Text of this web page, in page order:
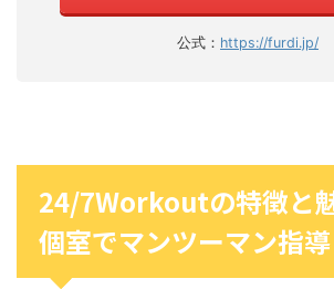
公式： https://furdi.jp/
24/7Workoutの特徴と
個室でマンツーマン指導